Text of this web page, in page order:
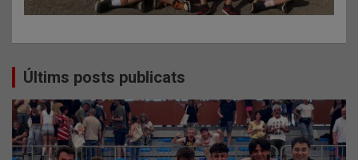
Últims posts publicats